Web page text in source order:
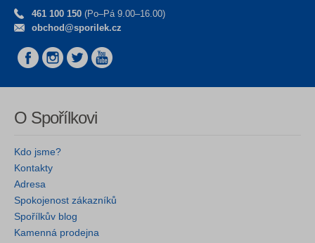
461 100 150 (Po–Pá 9.00–16.00)
obchod@sporilek.cz
O Spořílkovi
Kdo jsme?
Kontakty
Adresa
Spokojenost zákazníků
Spořílkův blog
Kamenná prodejna